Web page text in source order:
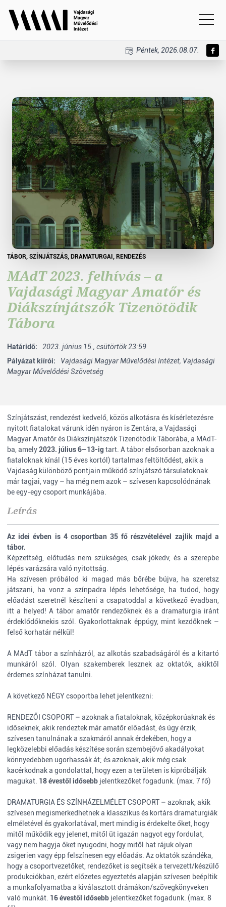
Péntek, 2026.08.07.
TÁBOR, SZÍNJÁTSZÁS, DRAMATURGAI , RENDEZÉS
MAdT 2023. felhívás – a
Vajdasági Magyar Amatőr és
Diákszínjátszók Tizenötödik
Tábora
Határidő:
2023. június 15., csütörtök 23:59
Pályázat kiírói:
Vajdasági Magyar Művelődési Intézet, Vajdasági
Magyar Művelődési Szövetség
Színjátszást, rendezést kedvelő, közös alkotásra és kísérletezésre
nyitott fiatalokat várunk idén nyáron is Zentára, a Vajdasági
Magyar Amatőr és Diákszínjátszók Tizenötödik Táborába, a MAdT-
ba, amely2023. július 6–13-igtart. A tábor elsősorban azoknak a
fiataloknak kínál (15 éves kortól) tartalmas feltöltődést, akik a
Vajdaság különböző pontjain működő színjátszó társulatoknak
már tagjai, vagy – ha még nem azok – szívesen kapcsolódnának
be egy-egy csoport munkájába.
Leírás
Az idei évben is 4 csoportban 35 fő részvételével zajlik majd a
tábor.
Képzettség, előtudás nem szükséges, csak jókedv, és a szerepbe
lépés varázsára való nyitottság.
Ha szívesen próbálod ki magad más bőrébe bújva, ha szeretsz
játszani, ha vonz a színpadra lépés lehetősége, ha tudod, hogy
előadást szeretnél készíteni a csapatoddal a következő évadban,
itt a helyed! A tábor amatőr rendezőknek és a dramaturgia iránt
érdeklődőknekis szól. Gyakorlottaknak éppúgy, mint kezdőknek –
felső korhatár nélkül!
A MAdT tábor a színházról, az alkotás szabadságáról és a kitartó
munkáról szól. Olyan szakemberek lesznek az oktatók, akiktől
érdemes színházat tanulni.
A következő NÉGY csoportba lehet jelentkezni:
RENDEZŐI CSOPORT – azoknak a fiataloknak, középkorúaknak és
időseknek, akik rendeztek már amatőr előadást, és úgy érzik,
szívesen tanulnának a szakmáról annak érdekében, hogy a
legközelebbi előadás készítése során szembejövő akadályokat
könnyedebben ugorhassák át; és azoknak, akik még csak
kacérkodnak a gondolattal, hogy ezen a területen is kipróbálják
magukat. 18 évestől idősebb jelentkezőket fogadunk. (max. 7 fő)
DRAMATURGIA ÉS SZÍNHÁZELMÉLET CSOPORT – azoknak, akik
szívesen megismerkedhetnek a klasszikus és kortárs dramaturgiák
elméletével és gyakorlatával, mert mindig is érdekelte őket, hogy
mitől működik egy jelenet, mitől üt igazán nagyot egy fordulat,
vagy nem hagyja őket nyugodni, hogy mitől hat rájuk olyan
zsigerien vagy épp felszínesen egy előadás. Az oktatók szándéka,
hogy a csoportvezetőket, rendezőket is segítsék a tervezett/készülő
produkciókban, ezért előzetes egyeztetés alapján szívesen beépítik
a munkafolyamatba a kiválasztott drámákon/szövegkönyveken
való munkát. 16 évestől idősebb jelentkezőket fogadunk. (max. 8